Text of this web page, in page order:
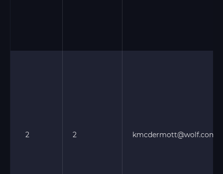
2 2 kmcdermott@wolf.com